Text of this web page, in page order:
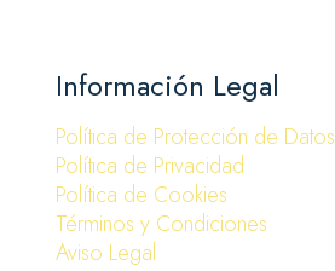
Información Legal
Política de Protección de Datos
Política de Privacidad
Política de Cookies
Términos y Condiciones
Aviso Legal